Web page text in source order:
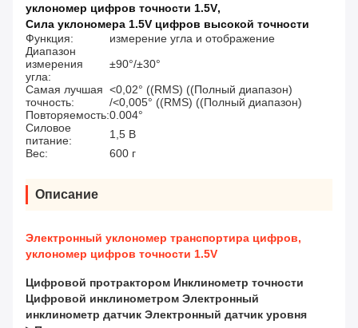
уклономер цифров точности 1.5V,
Сила уклономера 1.5V цифров высокой точности
Функция:
измерение угла и отображение
Диапазон
измерения
угла:
±90°/±30°
Самая лучшая
точность:
<0,02° ((RMS) ((Полный диапазон)
/<0,005° ((RMS) ((Полный диапазон)
Повторяемость:0.004°
Силовое
питание:
1,5 В
Вес:
600 г
Описание
Электронный уклономер транспортира цифров,
уклономер цифров точности 1.5V
Цифровой протрактором Инклинометр точности
Цифровой инклинометром Электронный
инклинометр датчик Электронный датчик уровня